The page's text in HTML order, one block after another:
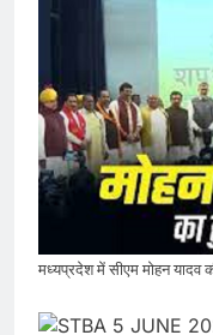
मध्यप्रदेश में सीएम मोहन यादव